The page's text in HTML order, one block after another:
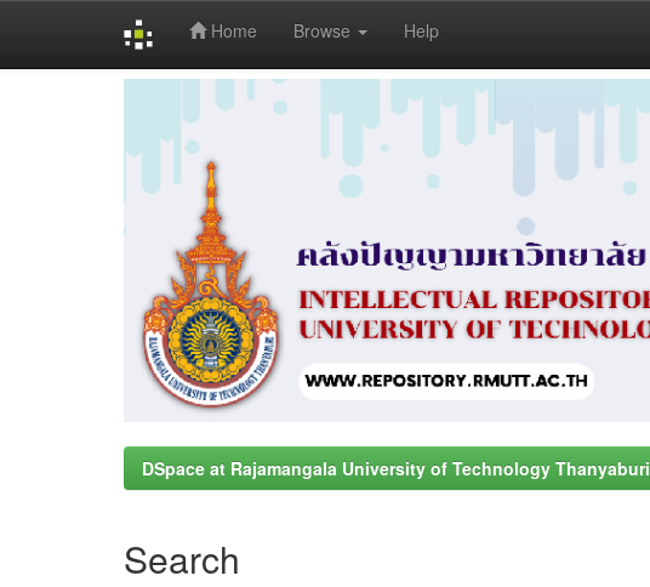
Home Browse Help
DSpace at Rajamangala University of Technology Thanyaburi
Search